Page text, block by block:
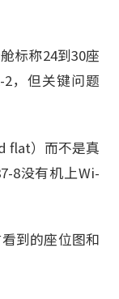
标称24到30座
，但关键问题
flat）而不是真
8没有机上Wi-
到的座位图和